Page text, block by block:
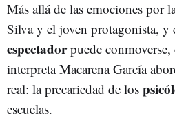
Más allá de las emociones por
Silva y el joven protagonista, y
espectadorpuede conmoverse,
interpreta Macarena García
real: la precariedad de los
escuelas.